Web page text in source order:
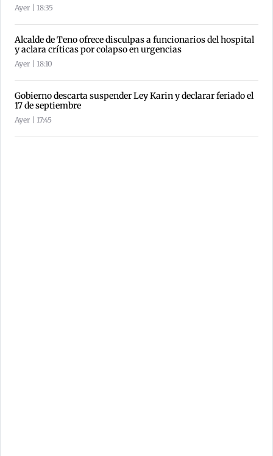
Ayer | 18:35
Alcalde de Teno ofrece disculpas a funcionarios del hospital
y aclara críticas por colapso en urgencias
Ayer | 18:10
Gobierno descarta suspender Ley Karin y declarar feriado el
17 de septiembre
Ayer | 17:45